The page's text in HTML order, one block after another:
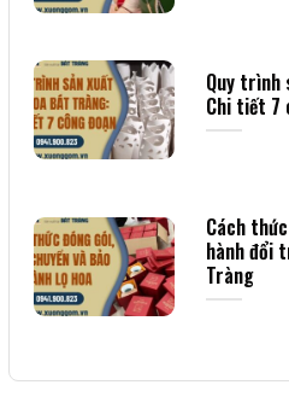
Quy trình
Chi tiết 7
Cách
hành đổi
Tràng